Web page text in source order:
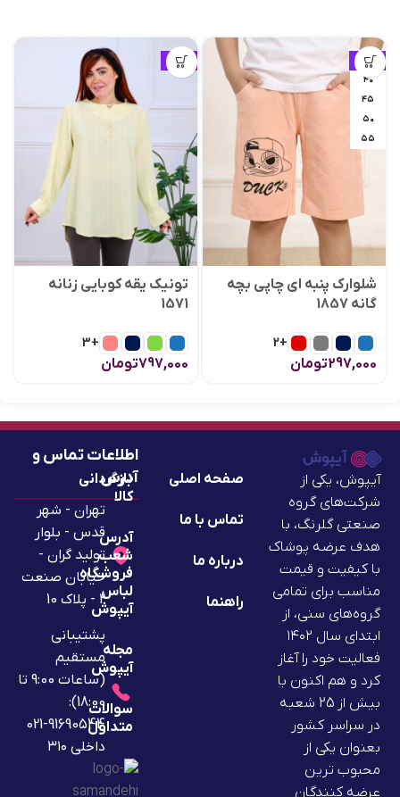
ویژه
۴۰
۴۵
۵۰
۵۵
شلوارک پنبه ای چاپی بچه
گانه 1857
+2
297,000تومان
ویژه
تونیک یقه کوبایی زنانه
1571
+3
797,000تومان
آیپوش، یکی از
شرکت‌های گروه
صنعتی گلرنگ، با
هدف عرضه پوشاک
با کیفیت و قیمت
مناسب برای تمامی
گروه‌های سنی، از
ابتدای سال ۱۴۰۲
فعالیت خود را آغاز
کرد و هم اکنون با
بیش از 25 شعبه
در سراسر کشور
بعنوان یکی از
محبوب ترین
عرضه کنندگان
صفحه اصلی
تماس با ما
درباره ما
راهنما
بازگردانی
کالا
آدرس
شعب
فروشگاه
لباس
آیپوش
مجله
آیپوش
سوالات
متداول
تهران - شهر
قدس - بلوار
تولید گران -
خیابان صنعت
2 - پلاک 10
پشتیبانی
مستقیم
(ساعات 9:00 تا
18:00):
91690544-021
داخلی ۳۱۰
اطلاعات تماس و
آدرس